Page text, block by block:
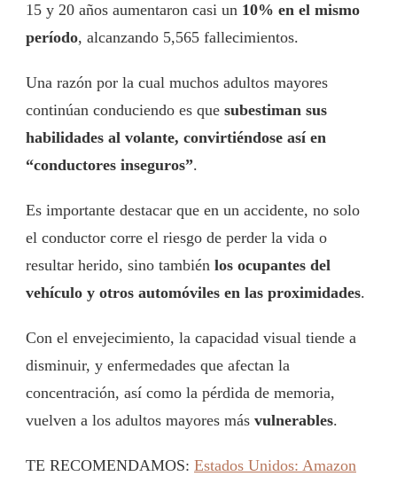
15 y 20 años aumentaron casi un 10% en el mismo
período, alcanzando 5,565 fallecimientos.
Una razón por la cual muchos adultos mayores
continúan conduciendo es que subestiman sus
habilidades al volante, convirtiéndose así en
“conductores inseguros”.
Es importante destacar que en un accidente, no solo
el conductor corre el riesgo de perder la vida o
resultar herido, sino también los ocupantes del
vehículo y otros automóviles en las proximidades.
Con el envejecimiento, la capacidad visual tiende a
disminuir, y enfermedades que afectan la
concentración, así como la pérdida de memoria,
vuelven a los adultos mayores más vulnerables.
TE RECOMENDAMOS: Estados Unidos: Amazon